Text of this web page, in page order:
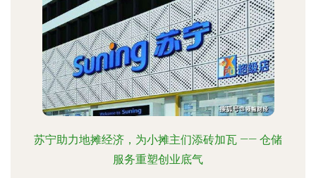
苏宁助力地摊经济，为小摊主们添砖加瓦 —— 仓储
服务重塑创业底气